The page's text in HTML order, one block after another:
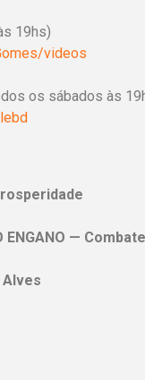
19hs)
videos
os sábados às
ENGANO —
Alves